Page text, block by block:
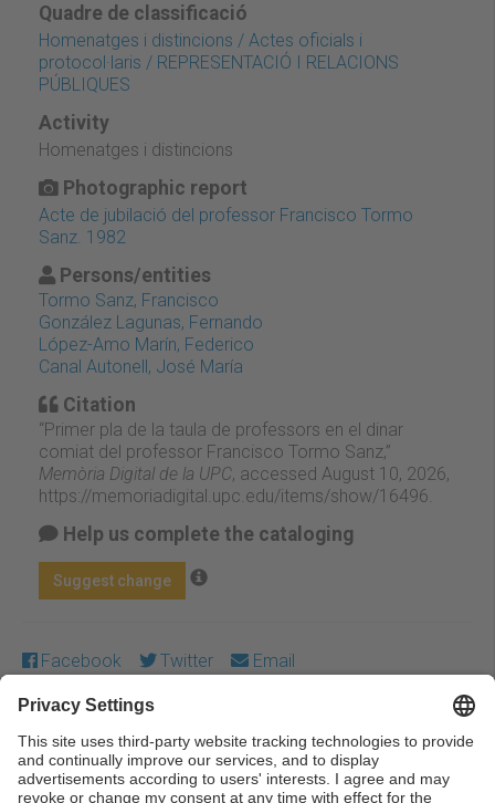
Quadre de classificació
Homenatges i distincions / Actes oficials i
protocol·laris / REPRESENTACIÓ I RELACIONS
PÚBLIQUES
Activity
Homenatges i distincions
Photographic report
Acte de jubilació del professor Francisco Tormo
Sanz. 1982
Persons/entities
Tormo Sanz, Francisco
González Lagunas, Fernando
López-Amo Marín, Federico
Canal Autonell, José María
Citation
“Primer pla de la taula de professors en el dinar
comiat del professor Francisco Tormo Sanz,”
Memòria Digital de la UPC, accessed August 10, 2026,
https://memoriadigital.upc.edu/items/show/16496
Help us complete the cataloging
Suggest change
Facebook Twitter Email
Except where otherwise noted, content on this work is
licensed under a Creative Commons license:Attribution-